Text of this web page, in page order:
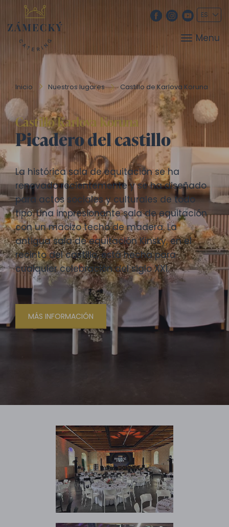
Menu
Inicio Nuestros lugares Castillo de Karlova Koruna
Castillo Karlova Koruna
Picadero del castillo
La histórica sala de equitación se ha
renovado recientemente y se ha diseñado
para actos sociales y culturales de todo
tipo. Una impresionante sala de equitación
con un macizo techo de madera. La
antigua sala de equitación Kinsky, en el
recinto del castillo, está hecha para
cualquier celebración del siglo XXI.
MÁS INFORMACIÓN